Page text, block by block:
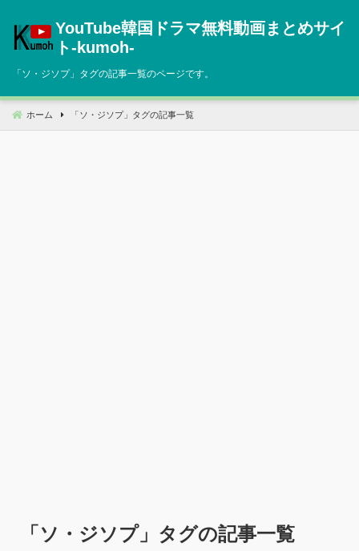
へ
動
YouTube韓国ドラマ無料動画まとめサイ
ト‐kumoh‐
「ソ・ジソプ」タグの記事一覧のページです。
ホーム 「 ソ・ジソプ 」タグの記事一覧
「ソ・ジソプ」タグの記事一覧